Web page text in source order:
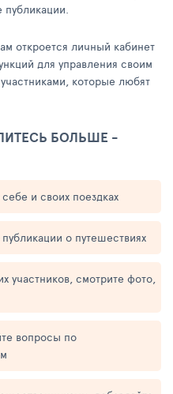
публикации.
откроется личный кабинет
для управления своим
которые любят
БОЛЬШЕ -
и своих поездках
о путешествиях
участников, смотрите фото,
вопросы по